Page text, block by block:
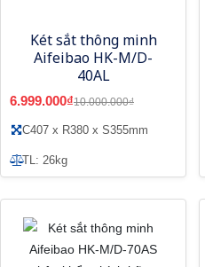
Két sắt thông minh
Aifeibao HK-M/D-
40AL
6.999.000₫10.000.000₫
C407 x R380 x S355mm
TL: 26kg